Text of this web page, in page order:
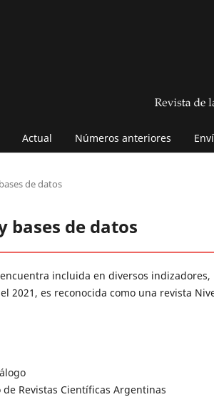
Actual Números anteriores
de datos
bases de datos
incluida en diversos
2021, es reconocida como una revista
de Revistas Científicas Argentinas